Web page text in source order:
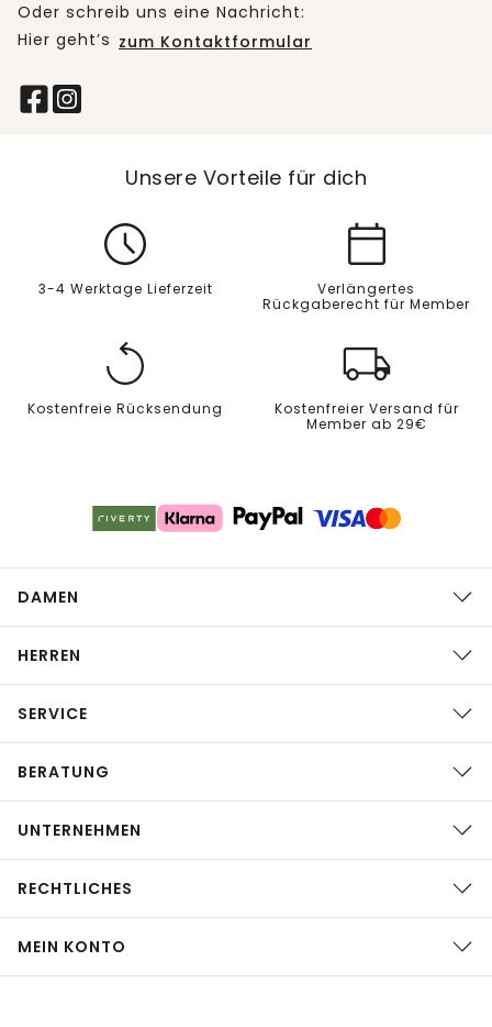
Oder schreib uns eine Nachricht:
Hier geht’s zum Kontaktformular
Unsere Vorteile für dich
3-4 Werktage Lieferzeit
Verlängertes
Rückgaberecht für Member
Kostenfreie Rücksendung
Kostenfreier Versand für
Member ab 29€
DAMEN
HERREN
SERVICE
BERATUNG
UNTERNEHMEN
RECHTLICHES
MEIN KONTO